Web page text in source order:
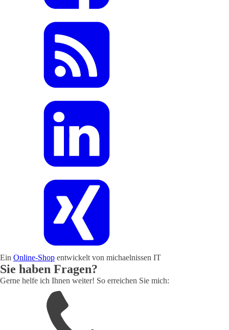
Ein Online-Shop entwickelt von michaelnissen IT
Sie haben Fragen?
Gerne helfe ich Ihnen weiter! So erreichen Sie mich: